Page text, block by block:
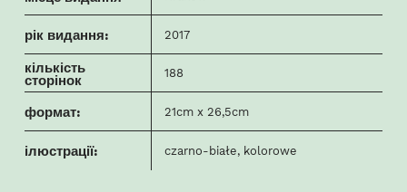
рік видання: 2017
кількість
сторінок 188
формат: 21cm x 26,5cm
ілюстрації: czarno-białe, kolorowe